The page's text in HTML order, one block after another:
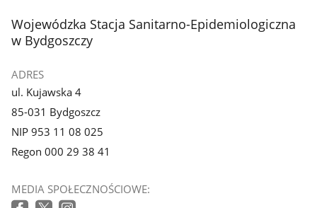
stopka
Wojewódzka Stacja Sanitarno-Epidemiologiczna
w Bydgoszczy
ADRES
ul. Kujawska 4
85-031 Bydgoszcz
NIP 953 11 08 025
Regon 000 29 38 41
MEDIA SPOŁECZNOŚCIOWE: